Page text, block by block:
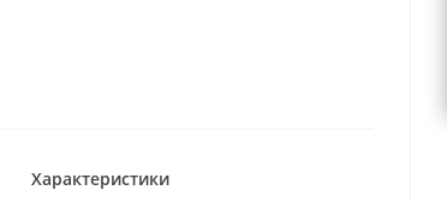
Характеристики